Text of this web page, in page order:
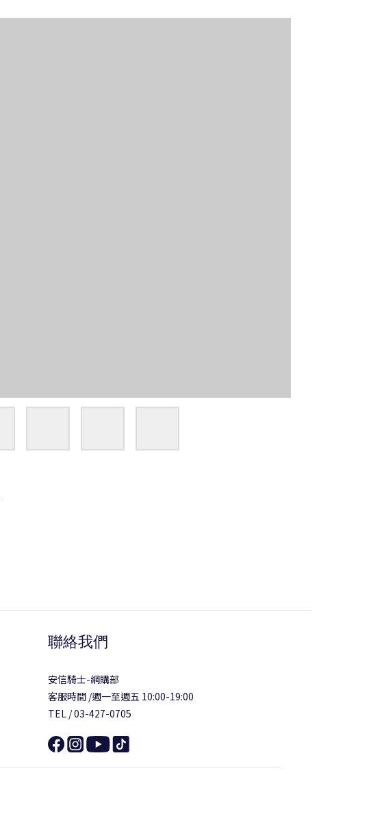
聯絡我們
安信騎士-網購部
客服時間 /週一至週五 10:00-19:00
TEL / 03-427-0705